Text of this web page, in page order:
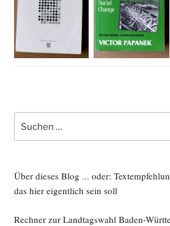
nach:
Über dieses Blog ... oder:
das hier eigentlich sein soll
Rechner zur Landtagswahl Baden-